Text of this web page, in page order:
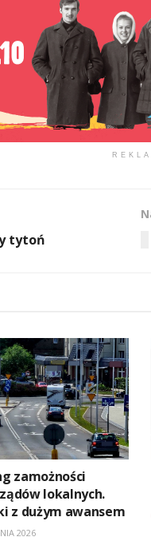
tytoń
zamożności
lokalnych.
z dużym awansem
2026